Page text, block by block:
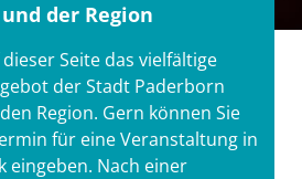
der Region
Seite das vielfältige
der Stadt Paderborn
Region. Gern können Sie
für eine Veranstaltung in
eingeben. Nach einer